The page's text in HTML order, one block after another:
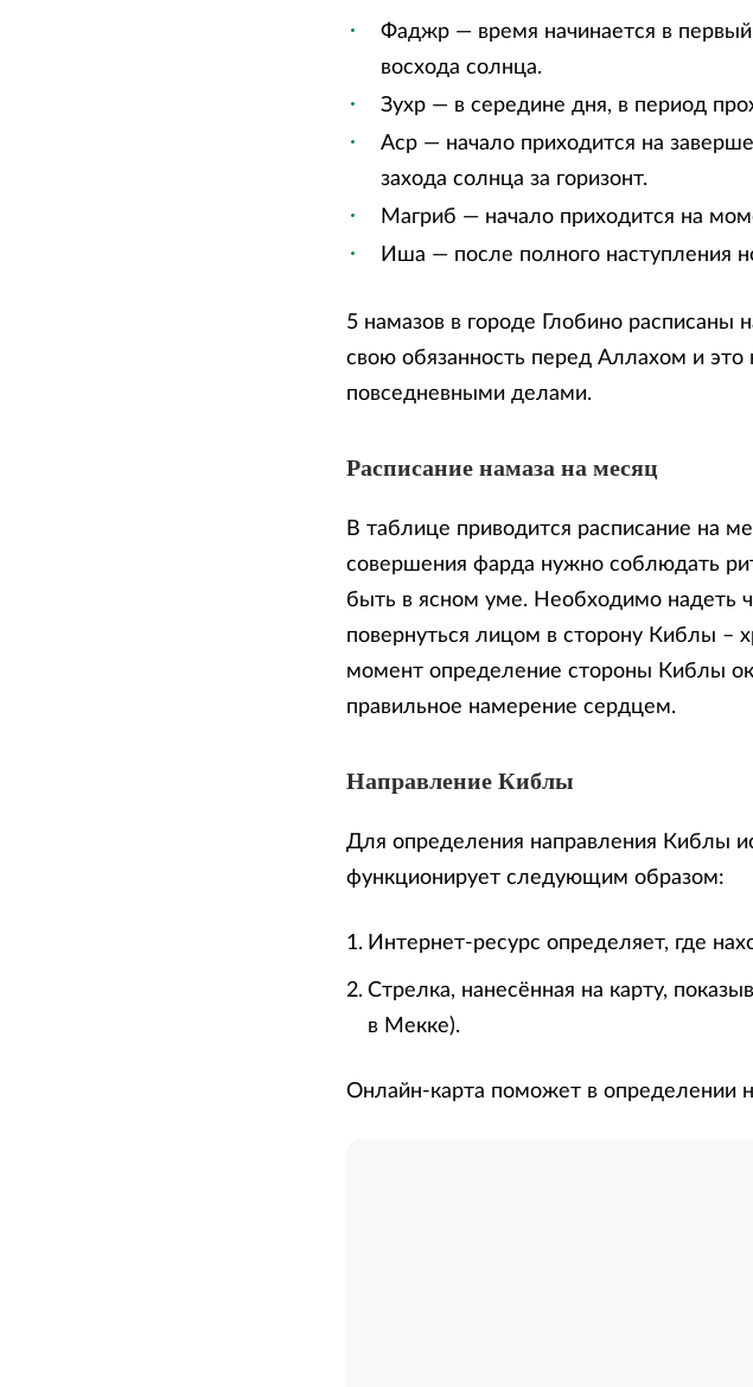
Фаджр — время начинается в первый
восхода солнца.
Зухр — в середине дня, в период
Аср — начало приходится на
захода солнца за горизонт.
Магриб — начало приходится на
Иша — после полного наступления
5 намазов в городе Глобино расписаны
свою обязанность перед Аллахом и
повседневными делами.
Расписание намаза на месяц
В таблице приводится расписание на
совершения фарда нужно соблюдать
быть в ясном уме. Необходимо надеть
повернуться лицом в сторону Киблы –
момент определение стороны Киблы
правильное намерение сердцем.
Направление Киблы
Для определения направления Киблы
функционирует следующим образом:
Интернет-ресурс определяет, где
Стрелка, нанесённая на карту,
в Мекке).
Онлайн-карта поможет в определении